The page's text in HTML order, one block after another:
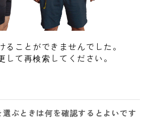
ることができませんでした。
して再検索してください。
ぶときは何を確認するとよいです